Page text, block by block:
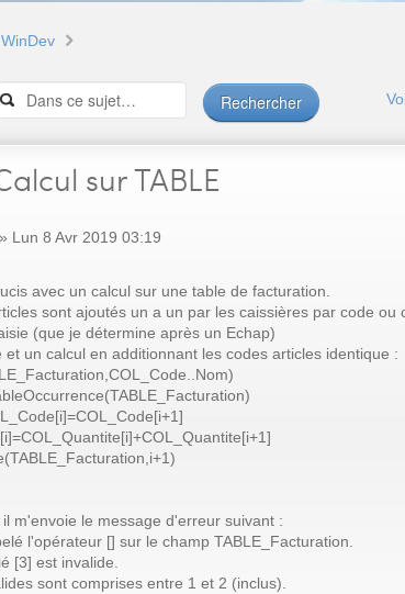
WinDev
sur TABLE
» Lun 8 Avr 2019 03:19
avec un calcul sur une table de facturation.
sont ajoutés un a un par les caissières par code ou
(que je détermine après un Echap)
et un calcul en additionnant les codes articles identique :
m'envoie le message d'erreur suivant :
l'opérateur [] sur le champ TABLE_Facturation.
[3] est invalide.
sont comprises entre 1 et 2 (inclus).